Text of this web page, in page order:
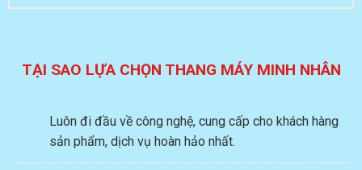
TẠI SAO LỰA CHỌN THANG MÁY MINH NHÂN
Luôn đi đầu về công nghệ, cung cấp cho khách hàng
sản phẩm, dịch vụ hoàn hảo nhất.